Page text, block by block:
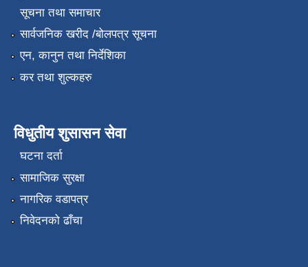
सूचना तथा समाचार
सार्वजनिक खरीद /बोलपत्र सूचना
एन, कानुन तथा निर्देशिका
कर तथा शुल्कहरु
विधुतीय शुसासन सेवा
घटना दर्ता
सामाजिक सुरक्षा
नागरिक वडापत्र
निवेदनको ढाँचा